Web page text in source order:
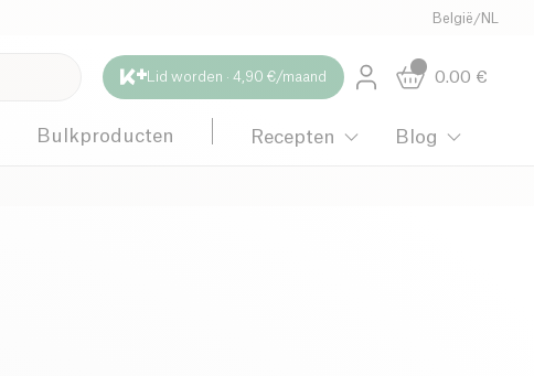
België /NL
Lid worden · 4,90 €/maand 0.00 €
Bulkproducten Recepten Blog